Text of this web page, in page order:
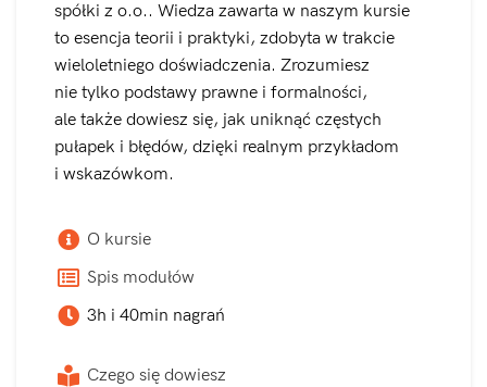
spółki z o.o.. Wiedza zawarta w naszym kursie
to esencja teorii i praktyki, zdobyta w trakcie
wieloletniego doświadczenia. Zrozumiesz
nie tylko podstawy prawne i formalności,
ale także dowiesz się, jak uniknąć częstych
pułapek i błędów, dzięki realnym przykładom
i wskazówkom.
O kursie
Spis modułów
3h i 40min nagrań
Czego się dowiesz